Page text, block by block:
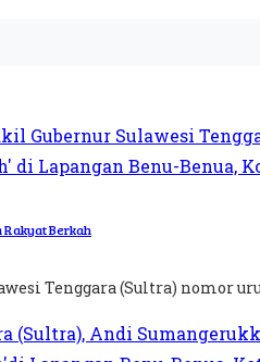
Rakyat Berkah
Tenggara (Sultra) nomor